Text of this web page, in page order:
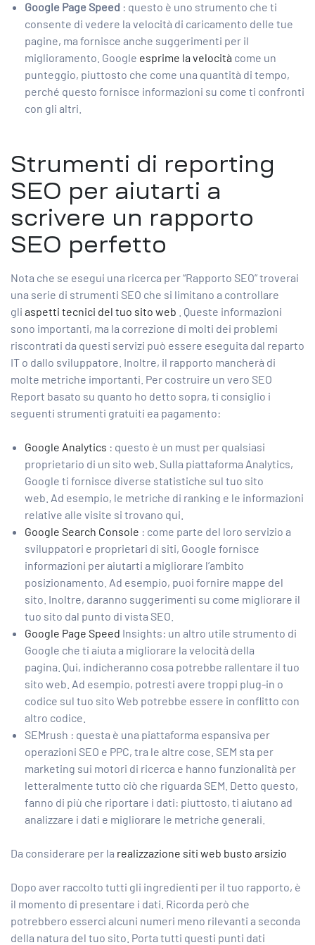
Google Page Speed ​​: questo è uno strumento che ti
consente di vedere la velocità di caricamento delle tue
pagine, ma fornisce anche suggerimenti per il
miglioramento. Google esprime la velocità come un
punteggio, piuttosto che come una quantità di tempo,
perché questo fornisce informazioni su come ti confronti
con gli altri.
Strumenti di reporting
SEO per aiutarti a
scrivere un rapporto
SEO perfetto
Nota che se esegui una ricerca per “Rapporto SEO” troverai
una serie di strumenti SEO che si limitano a controllare
gli aspetti tecnici del tuo sito web . Queste informazioni
sono importanti, ma la correzione di molti dei problemi
riscontrati da questi servizi può essere eseguita dal reparto
IT o dallo sviluppatore. Inoltre, il rapporto mancherà di
molte metriche importanti. Per costruire un vero SEO
Report basato su quanto ho detto sopra, ti consiglio i
seguenti strumenti gratuiti ea pagamento:
Google Analytics : questo è un must per qualsiasi
proprietario di un sito web. Sulla piattaforma Analytics,
Google ti fornisce diverse statistiche sul tuo sito
web. Ad esempio, le metriche di ranking e le informazioni
relative alle visite si trovano qui.
Google Search Console : come parte del loro servizio a
sviluppatori e proprietari di siti, Google fornisce
informazioni per aiutarti a migliorare l’ambito
posizionamento. Ad esempio, puoi fornire mappe del
sito. Inoltre, daranno suggerimenti su come migliorare il
tuo sito dal punto di vista SEO.
Google Page Speed ​​Insights: un altro utile strumento di
Google che ti aiuta a migliorare la velocità della
pagina. Qui, indicheranno cosa potrebbe rallentare il tuo
sito web. Ad esempio, potresti avere troppi plug-in o
codice sul tuo sito Web potrebbe essere in conflitto con
altro codice.
SEMrush : questa è una piattaforma espansiva per
operazioni SEO e PPC, tra le altre cose. SEM sta per
marketing sui motori di ricerca e hanno funzionalità per
letteralmente tutto ciò che riguarda SEM. Detto questo,
fanno di più che riportare i dati: piuttosto, ti aiutano ad
analizzare i dati e migliorare le metriche generali.
Da considerare per la realizzazione siti web busto arsizio
Dopo aver raccolto tutti gli ingredienti per il tuo rapporto, è
il momento di presentare i dati. Ricorda però che
potrebbero esserci alcuni numeri meno rilevanti a seconda
della natura del tuo sito. Porta tutti questi punti dati